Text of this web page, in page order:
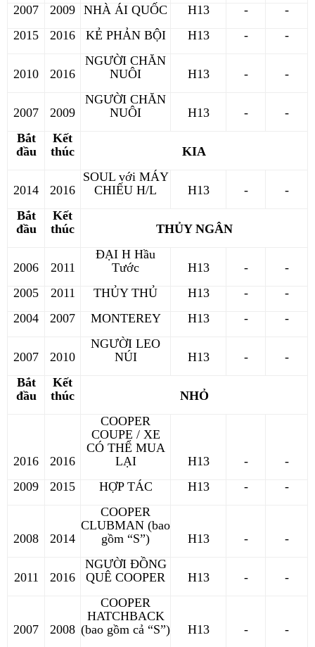
2007
2009 NHÀ ÁI QUỐC H13 -
-
2015
2016 KẺ PHẢN BỘI H13 - -
2010 2016
NGƯỜI CHĂN
NUÔI
H13 - -
2007 2009
NGƯỜI CHĂN
NUÔI
H13 -
-
Bắt
đầu
Kết
thúc
KIA
2014 2016
SOUL với MÁY
CHIẾU H/L
H13 -
-
Bắt
đầu
Kết
thúc
THỦY NGÂN
2006 2011
ĐẠI H Hầu
Tước
H13 -
-
2005
2011 THỦY THỦ H13 -
-
2004
2007 MONTEREY H13 - -
2007 2010
NGƯỜI LEO
NÚI
H13 -
-
Bắt
đầu
Kết
thúc
NHỎ
2016 2016
COOPER
COUPE / XE
CÓ THỂ MUA
LẠI
H13 -
-
2009
2015 HỢP TÁC H13 - -
2008 2014
COOPER
CLUBMAN (bao
gồm “S”)
H13 - -
2011 2016
NGƯỜI ĐỒNG
QUÊ COOPER
H13 - -
2007 2008
COOPER
HATCHBACK
(bao gồm cả “S”)
H13 - -